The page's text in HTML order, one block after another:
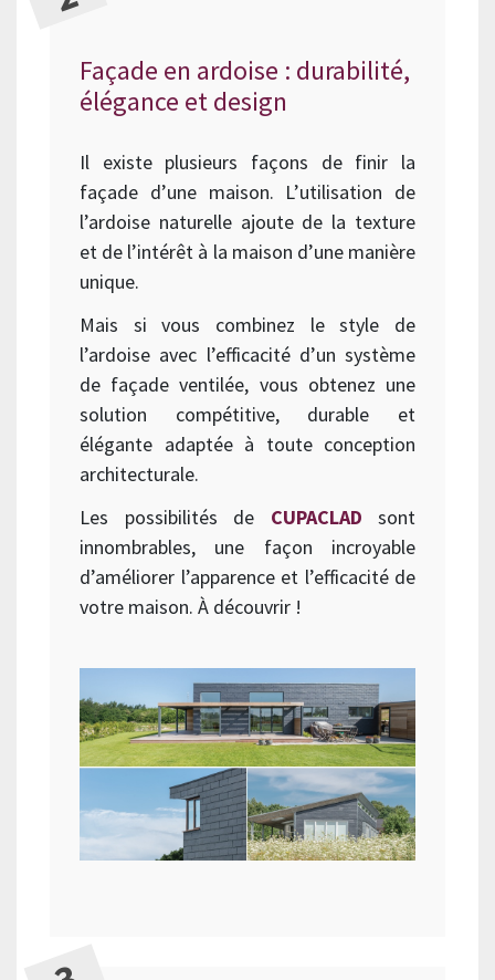
Façade en ardoise : durabilité,
élégance et design
Il existe plusieurs façons de finir la
façade d’une maison. L’utilisation de
l’ardoise naturelle ajoute de la texture
et de l’intérêt à la maison d’une manière
unique.
Mais si vous combinez le style de
l’ardoise avec l’efficacité d’un système
de façade ventilée, vous obtenez une
solution compétitive, durable et
élégante adaptée à toute conception
architecturale.
Les possibilités de CUPACLAD sont
innombrables, une façon incroyable
d’améliorer l’apparence et l’efficacité de
votre maison. À découvrir !